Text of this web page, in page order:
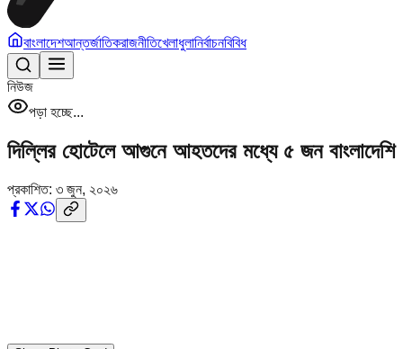
বাংলাদেশআন্তর্জাতিকরাজনীতিখেলাধুলানির্বাচনবিবিধ
নিউজ
পড়া হচ্ছে...
দিল্লির হোটেলে আগুনে আহতদের মধ্যে ৫ জন বাংলাদেশি
প্রকাশিত: ৩ জুন, ২০২৬